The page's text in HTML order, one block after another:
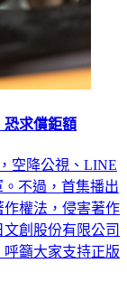
求償鉅額
空降公視、LINE
不過，首集播出
權法，侵害著作
創股份有限公司
籲大家支持正版